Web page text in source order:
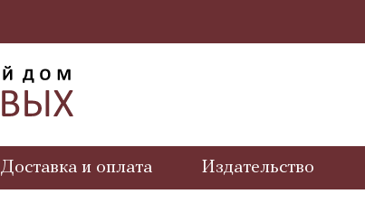
Доставка и оплата Издательство